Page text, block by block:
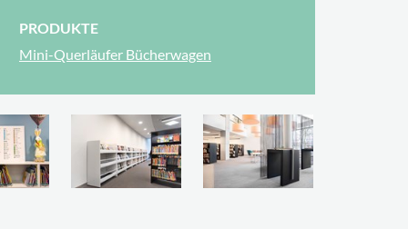
PRODUKTE
Mini-Querläufer Bücherwagen